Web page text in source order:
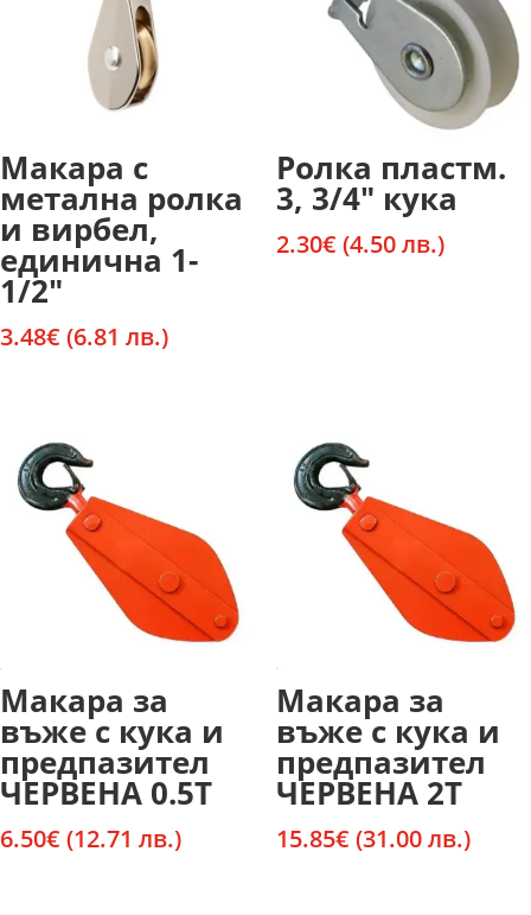
Макара с
метална ролка
и вирбел,
единична 1-
1/2″
3.48€ (6.81 лв.)
Ролка пластм.
3, 3/4″ кука
2.30€ (4.50 лв.)
Макара за
въже с кука и
предпазител
ЧЕРВЕНА 0.5Т
6.50€ (12.71 лв.)
Макара за
въже с кука и
предпазител
ЧЕРВЕНА 2Т
15.85€ (31.00 лв.)